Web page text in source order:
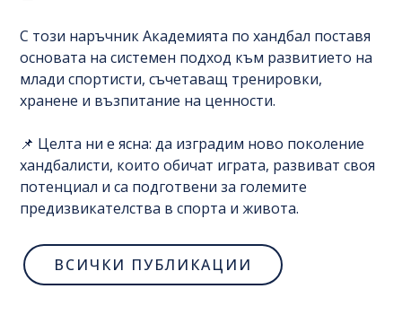
С този наръчник Академията по хандбал поставя
основата на системен подход към развитието на
млади спортисти, съчетаващ тренировки,
хранене и възпитание на ценности.
📌 Целта ни е ясна: да изградим ново поколение
хандбалисти, които обичат играта, развиват своя
потенциал и са подготвени за големите
предизвикателства в спорта и живота.
ВСИЧКИ ПУБЛИКАЦИИ